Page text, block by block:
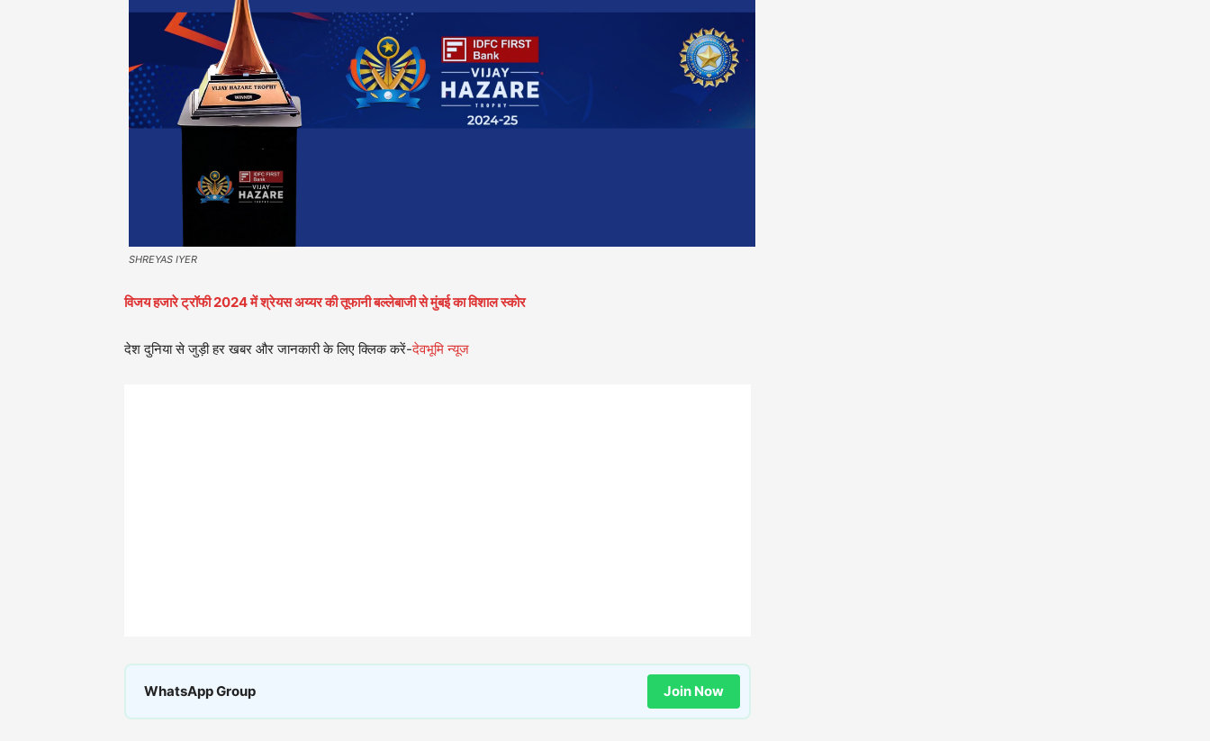
SHREYAS IYER
विजय हजारे ट्रॉफी 2024 में श्रेयस अय्यर की तूफानी बल्लेबाजी से मुंबई का विशाल स्कोर
देश दुनिया से जुड़ी हर खबर और जानकारी के लिए क्लिक करें-देवभूमि न्यूज
WhatsApp Group Join Now